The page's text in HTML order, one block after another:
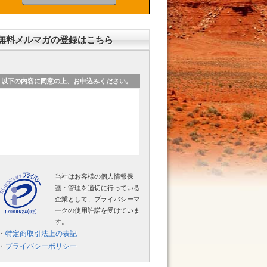
料メルマガの登録はこちら
以下の内容に同意の上、お申込みください。
当社はお客様の個人情報保
護・管理を適切に行っている
企業として、プライバシーマ
ークの使用許諾を受けていま
す。
・ 特定商取引法上の表記
・ プライバシーポリシー